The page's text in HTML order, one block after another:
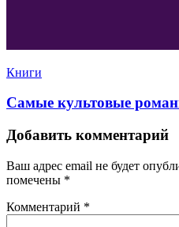
Книги
Самые культовые
Добавить комментарий
Ваш адрес email не будет
помечены *
Комментарий *